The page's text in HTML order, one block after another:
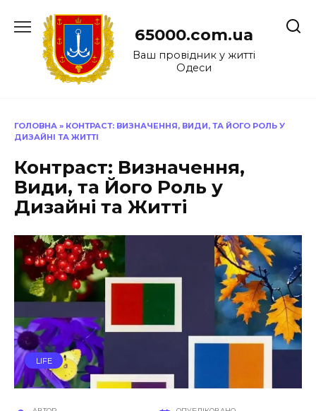
до
65000.com.ua
Ваш провідник у житті
Одеси
ГОЛОВНА » КОНТРАСТ: ВИЗНАЧЕННЯ, ВИДИ, ТА ЙОГО РОЛЬ У
ДИЗАЙНІ ТА ЖИТТІ
Контраст: Визначення,
Види, та Його Роль у
Дизайні та Житті
LIFE